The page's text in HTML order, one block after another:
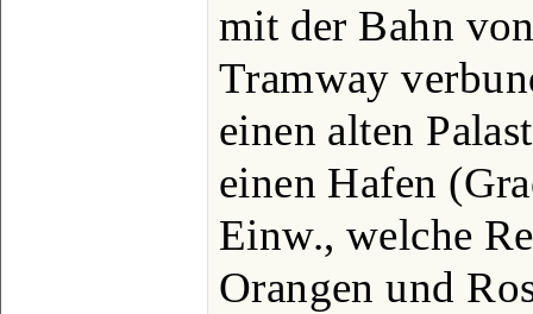
mit der Bahn
Tramway
einen alten
einen Hafen
Einw., welche
Orangen und